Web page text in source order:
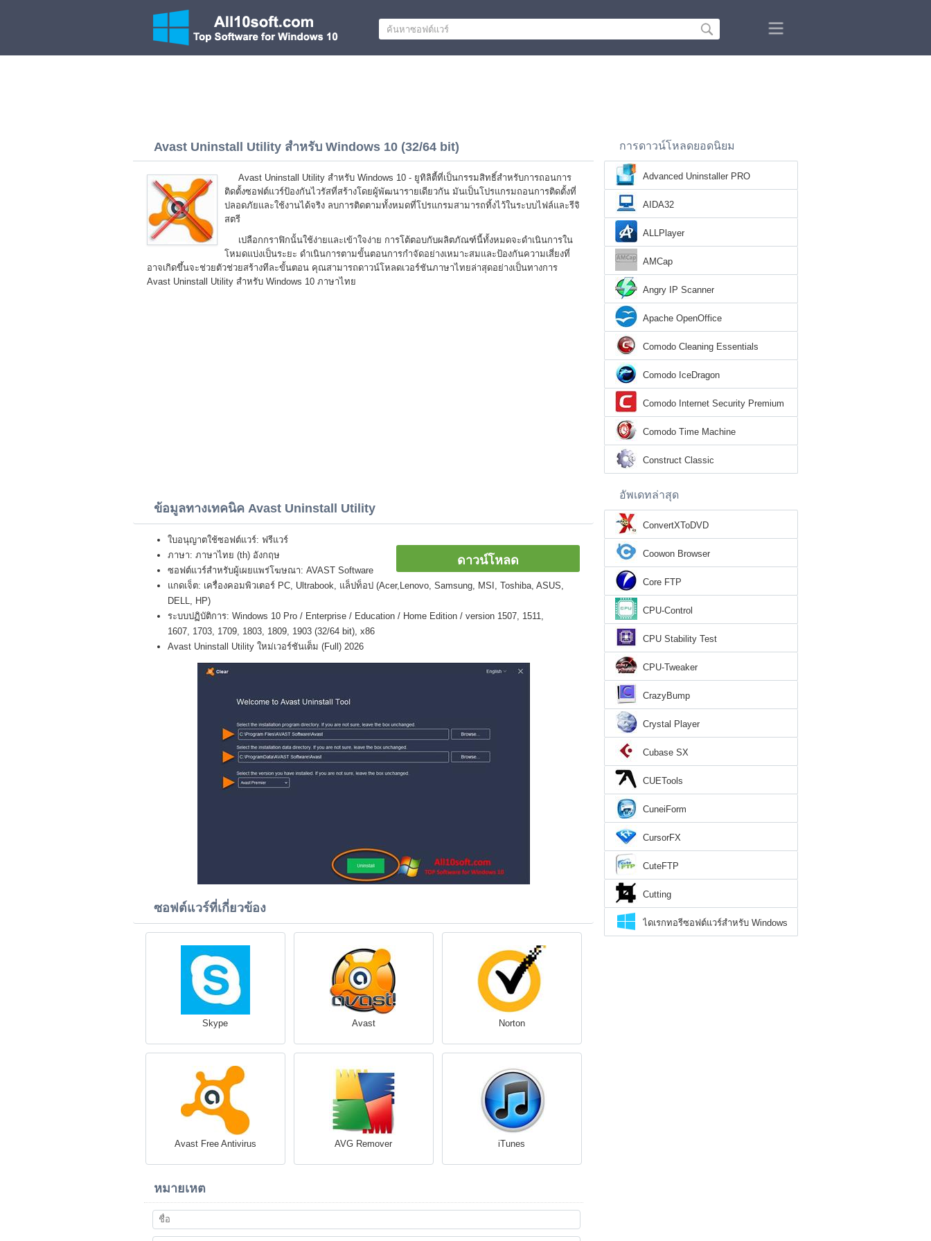
Avast Uninstall Utility สำหรับ Windows 10 (32/64 bit)
Avast Uninstall Utility สำหรับ Windows 10 - ยูทิลิตี้ที่เป็นกรรมสิทธิ์สำหรับการถอนการ
ติดตั้งซอฟต์แวร์ป้องกันไวรัสที่สร้างโดยผู้พัฒนารายเดียวกัน มันเป็นโปรแกรมถอนการติดตั้งที่
ปลอดภัยและใช้งานได้จริง ลบการติดตามทั้งหมดที่โปรแกรมสามารถทิ้งไว้ในระบบไฟล์และรีจิ
สตรี
เปลือกกราฟิกนั้นใช้ง่ายและเข้าใจง่าย การโต้ตอบกับผลิตภัณฑ์นี้ทั้งหมดจะดำเนินการใน
โหมดแบ่งเป็นระยะ ดำเนินการตามขั้นตอนการกำจัดอย่างเหมาะสมและป้องกันความเสี่ยงที่
อาจเกิดขึ้นจะช่วยตัวช่วยสร้างทีละขั้นตอน คุณสามารถดาวน์โหลดเวอร์ชันภาษาไทยล่าสุดอย่างเป็นทางการ
Avast Uninstall Utility สำหรับ Windows 10 ภาษาไทย
ข้อมูลทางเทคนิค Avast Uninstall Utility
ดาวน์โหลด
ใบอนุญาตใช้ซอฟต์แวร์: ฟรีแวร์
ภาษา: ภาษาไทย (th) อังกฤษ
ซอฟต์แวร์สำหรับผู้เผยแพร่โฆษณา: AVAST Software
แกดเจ็ต: เครื่องคอมพิวเตอร์ PC, Ultrabook, แล็ปท็อป (Acer,Lenovo, Samsung, MSI, Toshiba, ASUS,
DELL, HP)
ระบบปฏิบัติการ: Windows 10 Pro / Enterprise / Education / Home Edition / version 1507, 1511,
1607, 1703, 1709, 1803, 1809, 1903 (32/64 bit), x86
Avast Uninstall Utility ใหม่เวอร์ชันเต็ม (Full) 2026
ซอฟต์แวร์ที่เกี่ยวข้อง
Skype Avast Norton
Avast Free Antivirus AVG Remover iTunes
หมายเหต
การดาวน์โหลดยอดนิยม
Advanced Uninstaller PRO
AIDA32
ALLPlayer
AMCap
Angry IP Scanner
Apache OpenOffice
Comodo Cleaning Essentials
Comodo IceDragon
Comodo Internet Security Premium
Comodo Time Machine
Construct Classic
อัพเดทล่าสุด
ConvertXToDVD
Coowon Browser
Core FTP
CPU-Control
CPU Stability Test
CPU-Tweaker
CrazyBump
Crystal Player
Cubase SX
CUETools
CuneiForm
CursorFX
CuteFTP
Cutting
ไดเรกทอรีซอฟต์แวร์สำหรับ Windows
10